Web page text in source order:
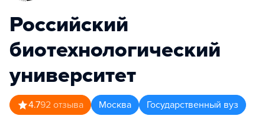
Российский
биотехнологический
университет
4.792 отзыва Москва Государственный вуз